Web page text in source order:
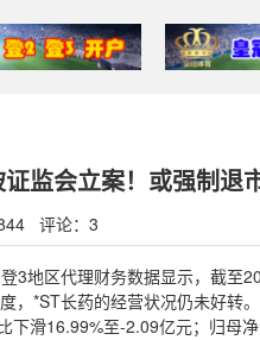
监会立案！或强制退
评论：3
3地区代理财务数据显示，截至
*ST长药的经营状况仍未好转
滑16.99%至-2.09亿元；归母净